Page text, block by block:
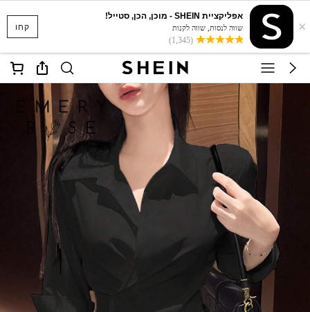
קחו ×
אפליקציית SHEIN - מוכן, הכן, סטייל!
שווה לנסות, שווה לקנות
(1,345)